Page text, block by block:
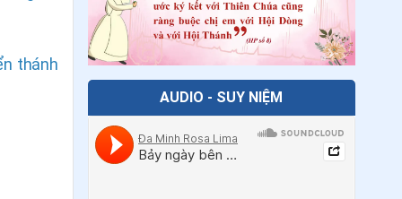
thánh
28 .Ngày 04/7 - Thánh Êlisabet Bồ
Đào Nha
29.Ngày 04/7 Thánh Giuse Nguyễn
Đình Uyển
30. Ngày 03/7 - Thánh Philipphê Phan
Văn Minh
AUDIO - SUY NIỆM